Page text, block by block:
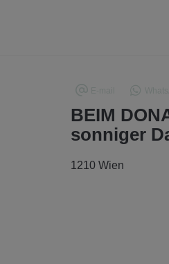
BEIM
sonniger
1210 Wien